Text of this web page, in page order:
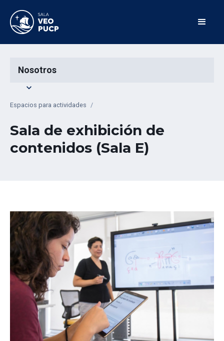
Nosotros
expand_more
Espacios para actividades /
Sala de exhibición de
contenidos (Sala E)